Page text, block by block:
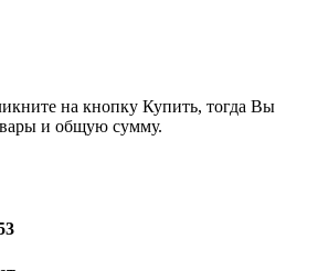
на кнопку Купить, тогда Вы
и общую сумму.